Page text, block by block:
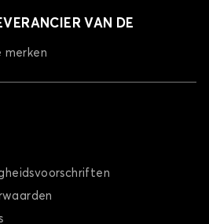
voor HYUNDAI IONIQ
VAN DE
merken